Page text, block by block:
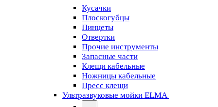
Кусачки
Плоскогубцы
Пинцеты
Отвертки
Прочие инструменты
Запасные части
Клещи кабельные
Ножницы кабельные
Пресс клещи
Ультразвуковые мойки ELMA